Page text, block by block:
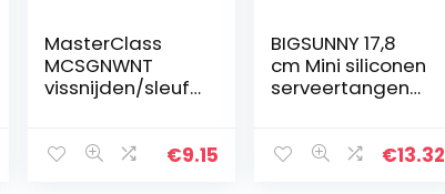
MasterClass
MCSGNWNT
vissnijden/sleuf
handgreep, niet
€9.15
BIGSUNNY 17,8
cm Mini siliconen
serveertangens
€13.32